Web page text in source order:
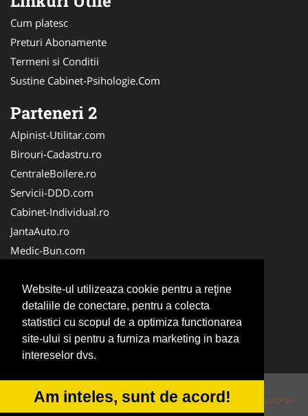
Website-ul utilizeaza cookie pentru a reţine
detaliile de conectare, pentru a colecta
statistici cu scopul de a optimiza functionarea
site-ului si pentru a furniza marketing in baza
intereselor dvs.
Am inteles, sunt de acord!
Cum platesc
Preturi Abonamente
Termeni si Conditii
Sustine Cabinet-Psihologie.Com
Parteneri 2
Alpinist-Utilitar.com
Birouri-Cadastru.ro
CentraleBoilere.ro
Servicii-DDD.com
Cabinet-Individual.ro
JantaAuto.ro
Medic-Bun.com
Apicultorul.com
CentruInchirieri.ro
Oftalmologul.ro
Stomatologul.com
© 2014-2026 Powered byVilonMedia&Tokaido Consult/a>